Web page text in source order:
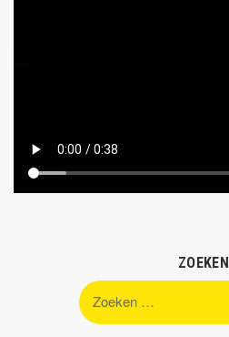
ZOEKEN
Zoeken
naar: